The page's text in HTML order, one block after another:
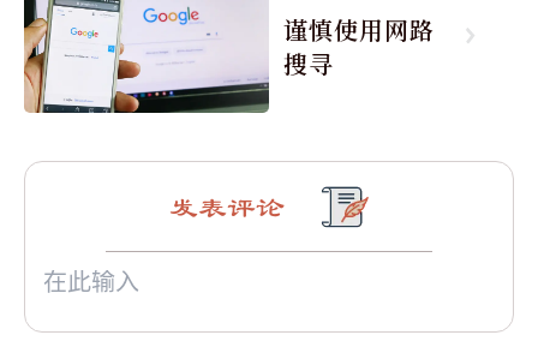
谨慎使用网路
搜寻
发表评论